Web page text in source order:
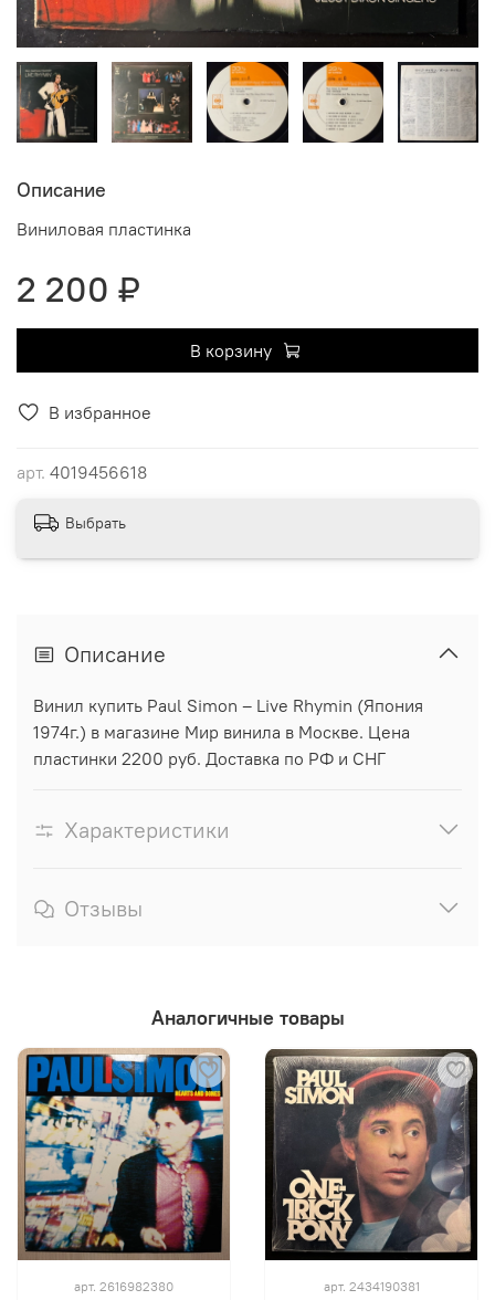
В избранное
арт. 4019456618
Описание
Виниловая пластинка
2 200 ₽
В корзину
Выбрать
Описание
Винил купить Paul Simon – Live Rhymin (Япония
1974г.) в магазине Мир винила в Москве. Цена
пластинки 2200 руб. Доставка по РФ и СНГ
Характеристики
Отзывы
Аналогичные товары
арт. 2616982380 арт. 2434190381